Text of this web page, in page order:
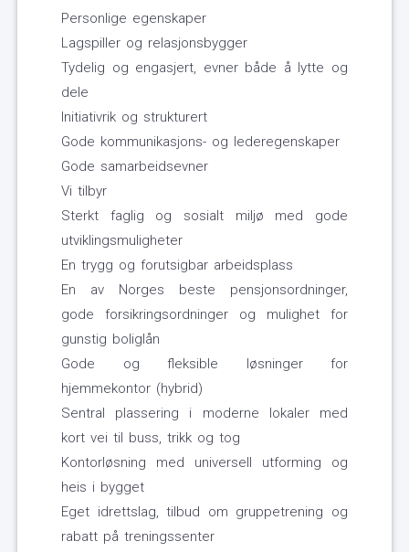
Personlige egenskaper
Lagspiller og relasjonsbygger
Tydelig og engasjert, evner både å lytte og
dele
Initiativrik og strukturert
Gode kommunikasjons- og lederegenskaper
Gode samarbeidsevner
Vi tilbyr
Sterkt faglig og sosialt miljø med gode
utviklingsmuligheter
En trygg og forutsigbar arbeidsplass
En av Norges beste pensjonsordninger,
gode forsikringsordninger og mulighet for
gunstig boliglån
Gode og fleksible løsninger for
hjemmekontor (hybrid)
Sentral plassering i moderne lokaler med
kort vei til buss, trikk og tog
Kontorløsning med universell utforming og
heis i bygget
Eget idrettslag, tilbud om gruppetrening og
rabatt på treningssenter